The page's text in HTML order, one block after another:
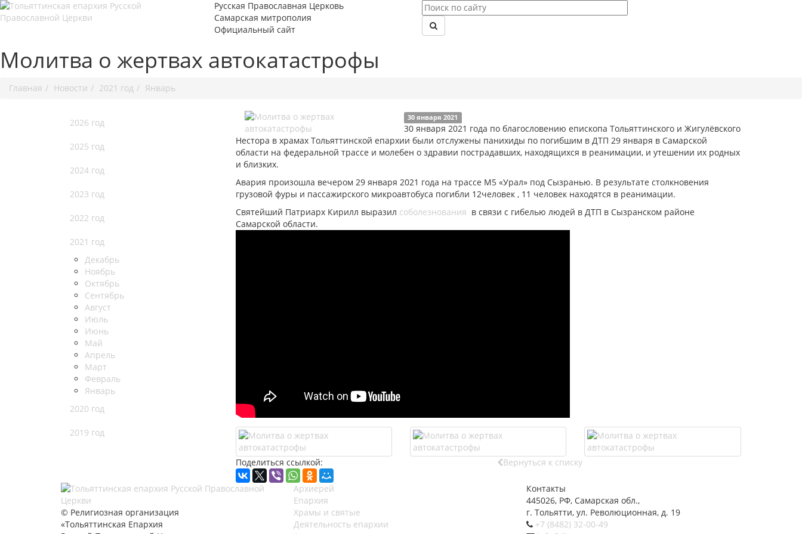
Русская Православная Церковь
Самарская митрополия
Официальный сайт
Молитва о жертвах автокатастрофы
Главная Новости 2021 год Январь
2026 год
2025 год
2024 год
2023 год
2022 год
2021 год
Декабрь
Ноябрь
Октябрь
Сентябрь
Август
Июль
Июнь
Май
Апрель
Март
Февраль
Январь
2020 год
2019 год
30 января 2021
30 января 2021 года по благословению епископа Тольяттинского и Жигулёвского
Нестора в храмах Тольяттинской епархии были отслужены панихиды по погибшим в ДТП 29 января в Самарской
области на федеральной трассе и молебен о здравии пострадавших, находящихся в реанимации, и утешении их родных
и близких.
Авария произошла вечером 29 января 2021 года на трассе М5 «Урал» под Сызранью. В результате столкновения
грузовой фуры и пассажирского микроавтобуса погибли 12человек , 11 человек находятся в реанимации.
Святейший Патриарх Кирилл выразил соболезнования в связи с гибелью людей в ДТП в Сызранском районе
Самарской области.
Поделиться ссылкой: Вернуться к списку
© Религиозная организация
«Тольяттинская Епархия
Архиерей
Епархия
Храмы и святые
Деятельность епархии
Контакты
445026, РФ, Самарская обл.,
г. Тольятти, ул. Революционная, д. 19
+7 (8482) 32-00-49